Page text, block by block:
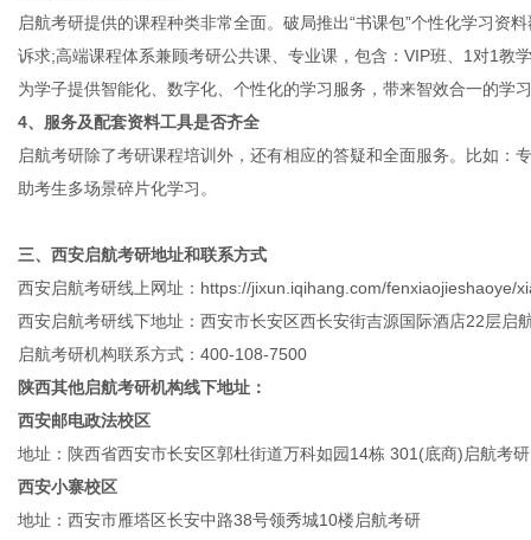
启航考研提供的课程种类非常全面。破局推出“书课包”个性化学习资
诉求;高端课程体系兼顾考研公共课、专业课，包含：VIP班、1对1教
为学子提供智能化、数字化、个性化的学习服务，带来智效合一的学
4、服务及配套资料工具是否齐全
启航考研除了考研课程培训外，还有相应的答疑和全面服务。比如：
助考生多场景碎片化学习。
三、西安启航考研地址和联系方式
西安启航考研线上网址：https://jixun.iqihang.com/fenxiaojieshaoye/
西安启航考研线下地址：西安市长安区西长安街吉源国际酒店22层启
启航考研机构联系方式：400-108-7500
陕西其他启航考研机构线下地址：
西安邮电政法校区
地址：陕西省西安市长安区郭杜街道万科如园14栋 301(底商)启航考研
西安小寨校区
地址：西安市雁塔区长安中路38号领秀城10楼启航考研